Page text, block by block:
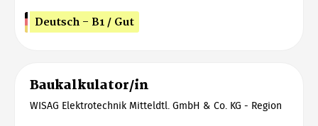
Deutsch - B1 / Gut
Baukalkulator/in
WISAG Elektrotechnik Mitteldtl. GmbH & Co. KG - Region